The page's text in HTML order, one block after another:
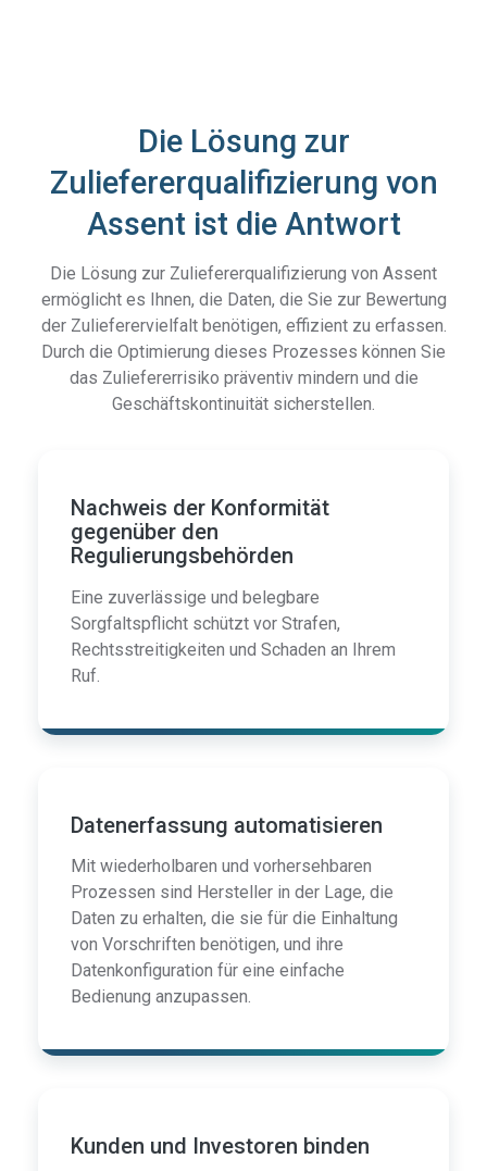
Die Lösung zur
Zuliefererqualifizierung von
Assent ist die Antwort
Die Lösung zur Zuliefererqualifizierung von Assent
ermöglicht es Ihnen, die Daten, die Sie zur Bewertung
der Zulieferervielfalt benötigen, effizient zu erfassen.
Durch die Optimierung dieses Prozesses können Sie
das Zuliefererrisiko präventiv mindern und die
Geschäftskontinuität sicherstellen.
Nachweis der Konformität
gegenüber den
Regulierungsbehörden
Eine zuverlässige und belegbare
Sorgfaltspflicht schützt vor Strafen,
Rechtsstreitigkeiten und Schaden an Ihrem
Ruf.
Datenerfassung automatisieren
Mit wiederholbaren und vorhersehbaren
Prozessen sind Hersteller in der Lage, die
Daten zu erhalten, die sie für die Einhaltung
von Vorschriften benötigen, und ihre
Datenkonfiguration für eine einfache
Bedienung anzupassen.
Kunden und Investoren binden